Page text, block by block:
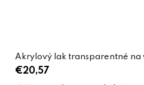
Akrylový lak transparentné na
€20,57